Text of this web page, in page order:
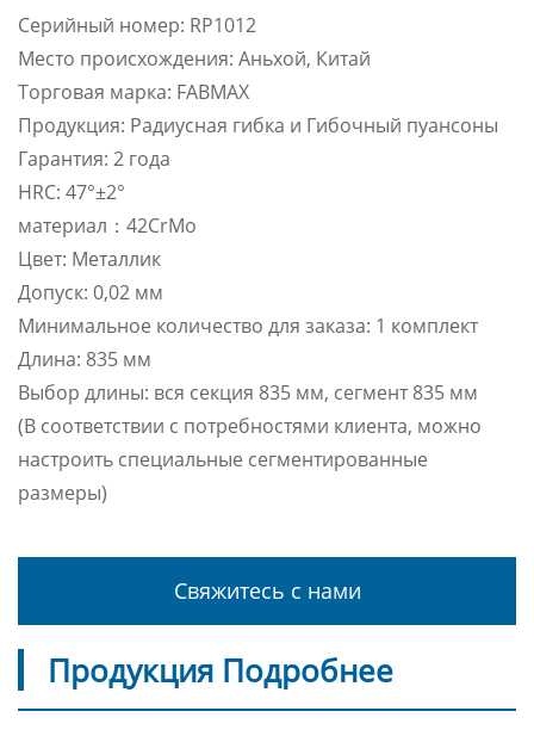
Cерийный номер: RP1012
Место происхождения: Аньхой, Китай
Торговая марка: FABMAX
Продукция: Радиусная гибка и Гибочный пуансоны
Гарантия: 2 года
HRC: 47°±2°
материал：42CrMo
Цвет: Металлик
Допуск: 0,02 мм
Минимальное количество для заказа: 1 комплект
Длина: 835 мм
Выбор длины: вся секция 835 мм, сегмент 835 мм
(В соответствии с потребностями клиента, можно
настроить специальные сегментированные
размеры)
Свяжитесь с нами
Продукция Подробнее